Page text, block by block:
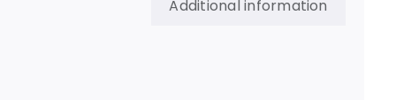
Additional information